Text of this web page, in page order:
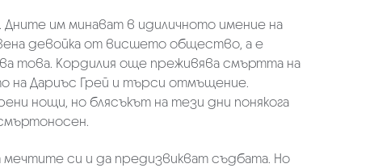
им минават в идиличното имение на
девойка от висшето общество, а е
това. Кордилия още преживява смъртта на
на Дариъс Грей и търси отмъщение.
нощи, но блясъкът на тези дни понякога
си и да предизвикват съдбата. Но